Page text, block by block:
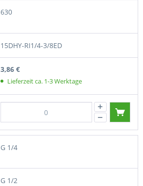
630
15DHY-RI1/4-3/8ED
3,86 €
Lieferzeit ca. 1-3 Werktage
G 1/4
G 1/2